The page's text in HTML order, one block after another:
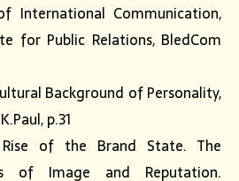
International Communication,
for Public Relations, BledCom
Background of Personality,
p.31
of the Brand State. The
of Image and Reputation.